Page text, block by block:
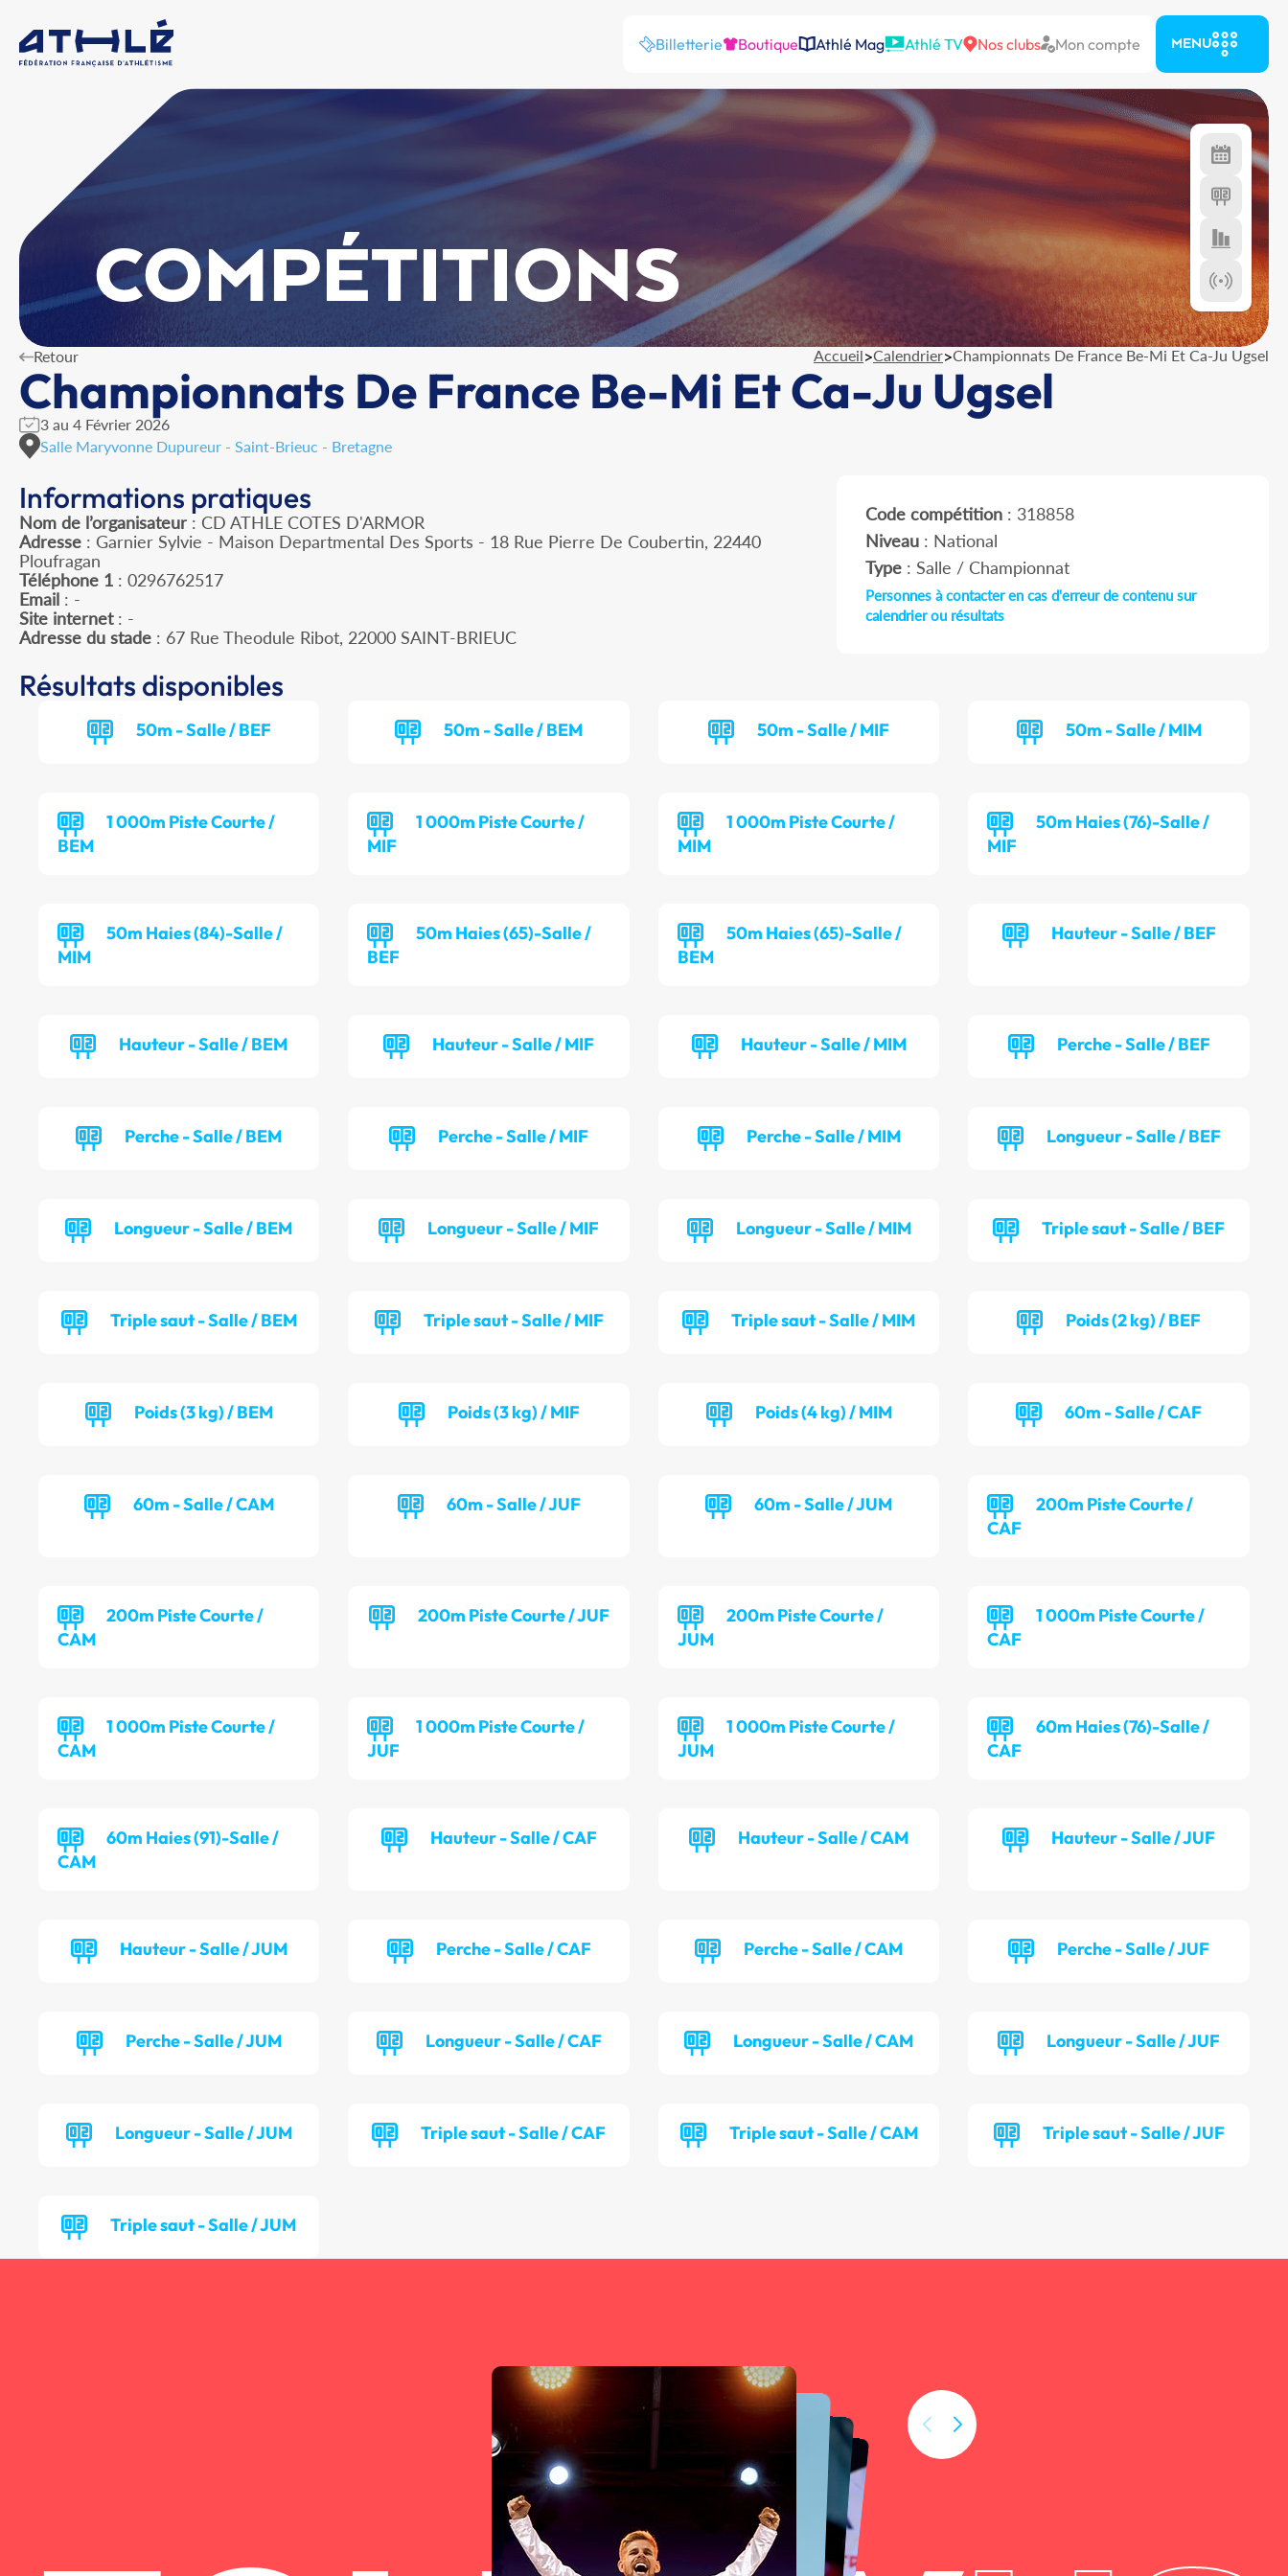
Billetterie Boutique Athlé Mag Athlé TV Nos clubs Mon compte MENU
COMPÉTITIONS
Retour Accueil>Calendrier>Championnats De France Be-Mi Et Ca-Ju Ugsel
Championnats De France Be-Mi Et Ca-Ju Ugsel
3 au 4 Février 2026
Salle Maryvonne Dupureur - Saint-Brieuc - Bretagne
Informations pratiques
Nom de l’organisateur : CD ATHLE COTES D'ARMOR
Adresse : Garnier Sylvie - Maison Departmental Des Sports - 18 Rue Pierre De Coubertin, 22440
Ploufragan
Téléphone 1 : 0296762517
Email : -
Site internet: -
Adresse du stade : 67 Rue Theodule Ribot, 22000 SAINT-BRIEUC
Code compétition : 318858
Niveau : National
Type : Salle / Championnat
Personnes à contacter en cas d'erreur de contenu sur
calendrier ou résultats
Résultats disponibles
50m - Salle / BEF 50m - Salle / BEM 50m - Salle / MIF 50m - Salle / MIM
1 000m Piste Courte /
BEM
1 000m Piste Courte /
MIF
1 000m Piste Courte /
MIM
50m Haies (76)-Salle /
MIF
50m Haies (84)-Salle /
MIM
50m Haies (65)-Salle /
BEF
50m Haies (65)-Salle /
BEM
Hauteur - Salle / BEF
Hauteur - Salle / BEM Hauteur - Salle / MIF Hauteur - Salle / MIM Perche - Salle / BEF
Perche - Salle / BEM Perche - Salle / MIF Perche - Salle / MIM Longueur - Salle / BEF
Longueur - Salle / BEM Longueur - Salle / MIF Longueur - Salle / MIM Triple saut - Salle / BEF
Triple saut - Salle / BEM Triple saut - Salle / MIF Triple saut - Salle / MIM Poids (2 kg) / BEF
Poids (3 kg) / BEM Poids (3 kg) / MIF Poids (4 kg) / MIM 60m - Salle / CAF
60m - Salle / CAM 60m - Salle / JUF 60m - Salle / JUM
200m Piste Courte /
CAF
200m Piste Courte /
CAM
200m Piste Courte / JUF
200m Piste Courte /
JUM
1 000m Piste Courte /
CAF
1 000m Piste Courte /
CAM
1 000m Piste Courte /
JUF
1 000m Piste Courte /
JUM
60m Haies (76)-Salle /
CAF
60m Haies (91)-Salle /
CAM
Hauteur - Salle / CAF Hauteur - Salle / CAM Hauteur - Salle / JUF
Hauteur - Salle / JUM Perche - Salle / CAF Perche - Salle / CAM Perche - Salle / JUF
Perche - Salle / JUM Longueur - Salle / CAF Longueur - Salle / CAM Longueur - Salle / JUF
Longueur - Salle / JUM Triple saut - Salle / CAF Triple saut - Salle / CAM Triple saut - Salle / JUF
Triple saut - Salle / JUM